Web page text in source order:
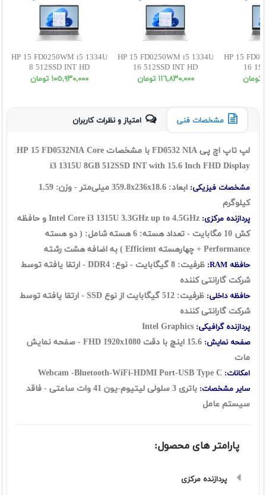
HP 15 FD0250WM i5 1334U
8 512SSD INT HD
١٠٥,٩٣٠,٠٠٠ تومان
HP 15 FD0250WM i5 1334U
16 512SSD INT HD
١١٦,٨٣٠,٠٠٠ تومان
HP 15
16
مشخصات فنی امتیاز و نظرات کاربران
لپ تاپ اچ پی FD0532 NIA با مشخصات HP 15 FD0532NIA Core
i3 1315U 8GB 512SSD INT with 15.6 Inch FHD Display
مشخصات فیزیکی:
ابعاد: 359.8x236x18.6 میلی‌متر - وزن: 1.59
کیلوگرم
پردازنده مرکزی:
Intel Core i3 1315U 3.3GHz up to 4.5GHz و حافظه
کش 10 مگابایت - تعداد هسته: 6 هسته شامل: ( دو هسته
Performance + چهارهسته Efficient ) به اضافه هشت رشته
حافظه RAM:
ظرفیت: 8 گیگابایت - نوع: DDR4 - ارتقا یافته توسط
شرکت گارانتی کننده
حافظه داخلی:
ظرفیت: 512 گیگابایت از نوع SSD - ارتقا یافته توسط
شرکت گارانتی کننده
پردازنده گرافیکی:
صفحه نمایش:
15.6 اینچ با دقت FHD 1920x1080 - صفحه نمایش
مات
امکانات: Webcam -Bluetooth-WiFi-HDMI Port-USB Type C
سایر مشخصات:
باتری 3 سلولی لیتیوم-یون 41 وات ساعتی - فاقد
سیستم عامل
پارامتر های محصول:
پردازنده مرکزی